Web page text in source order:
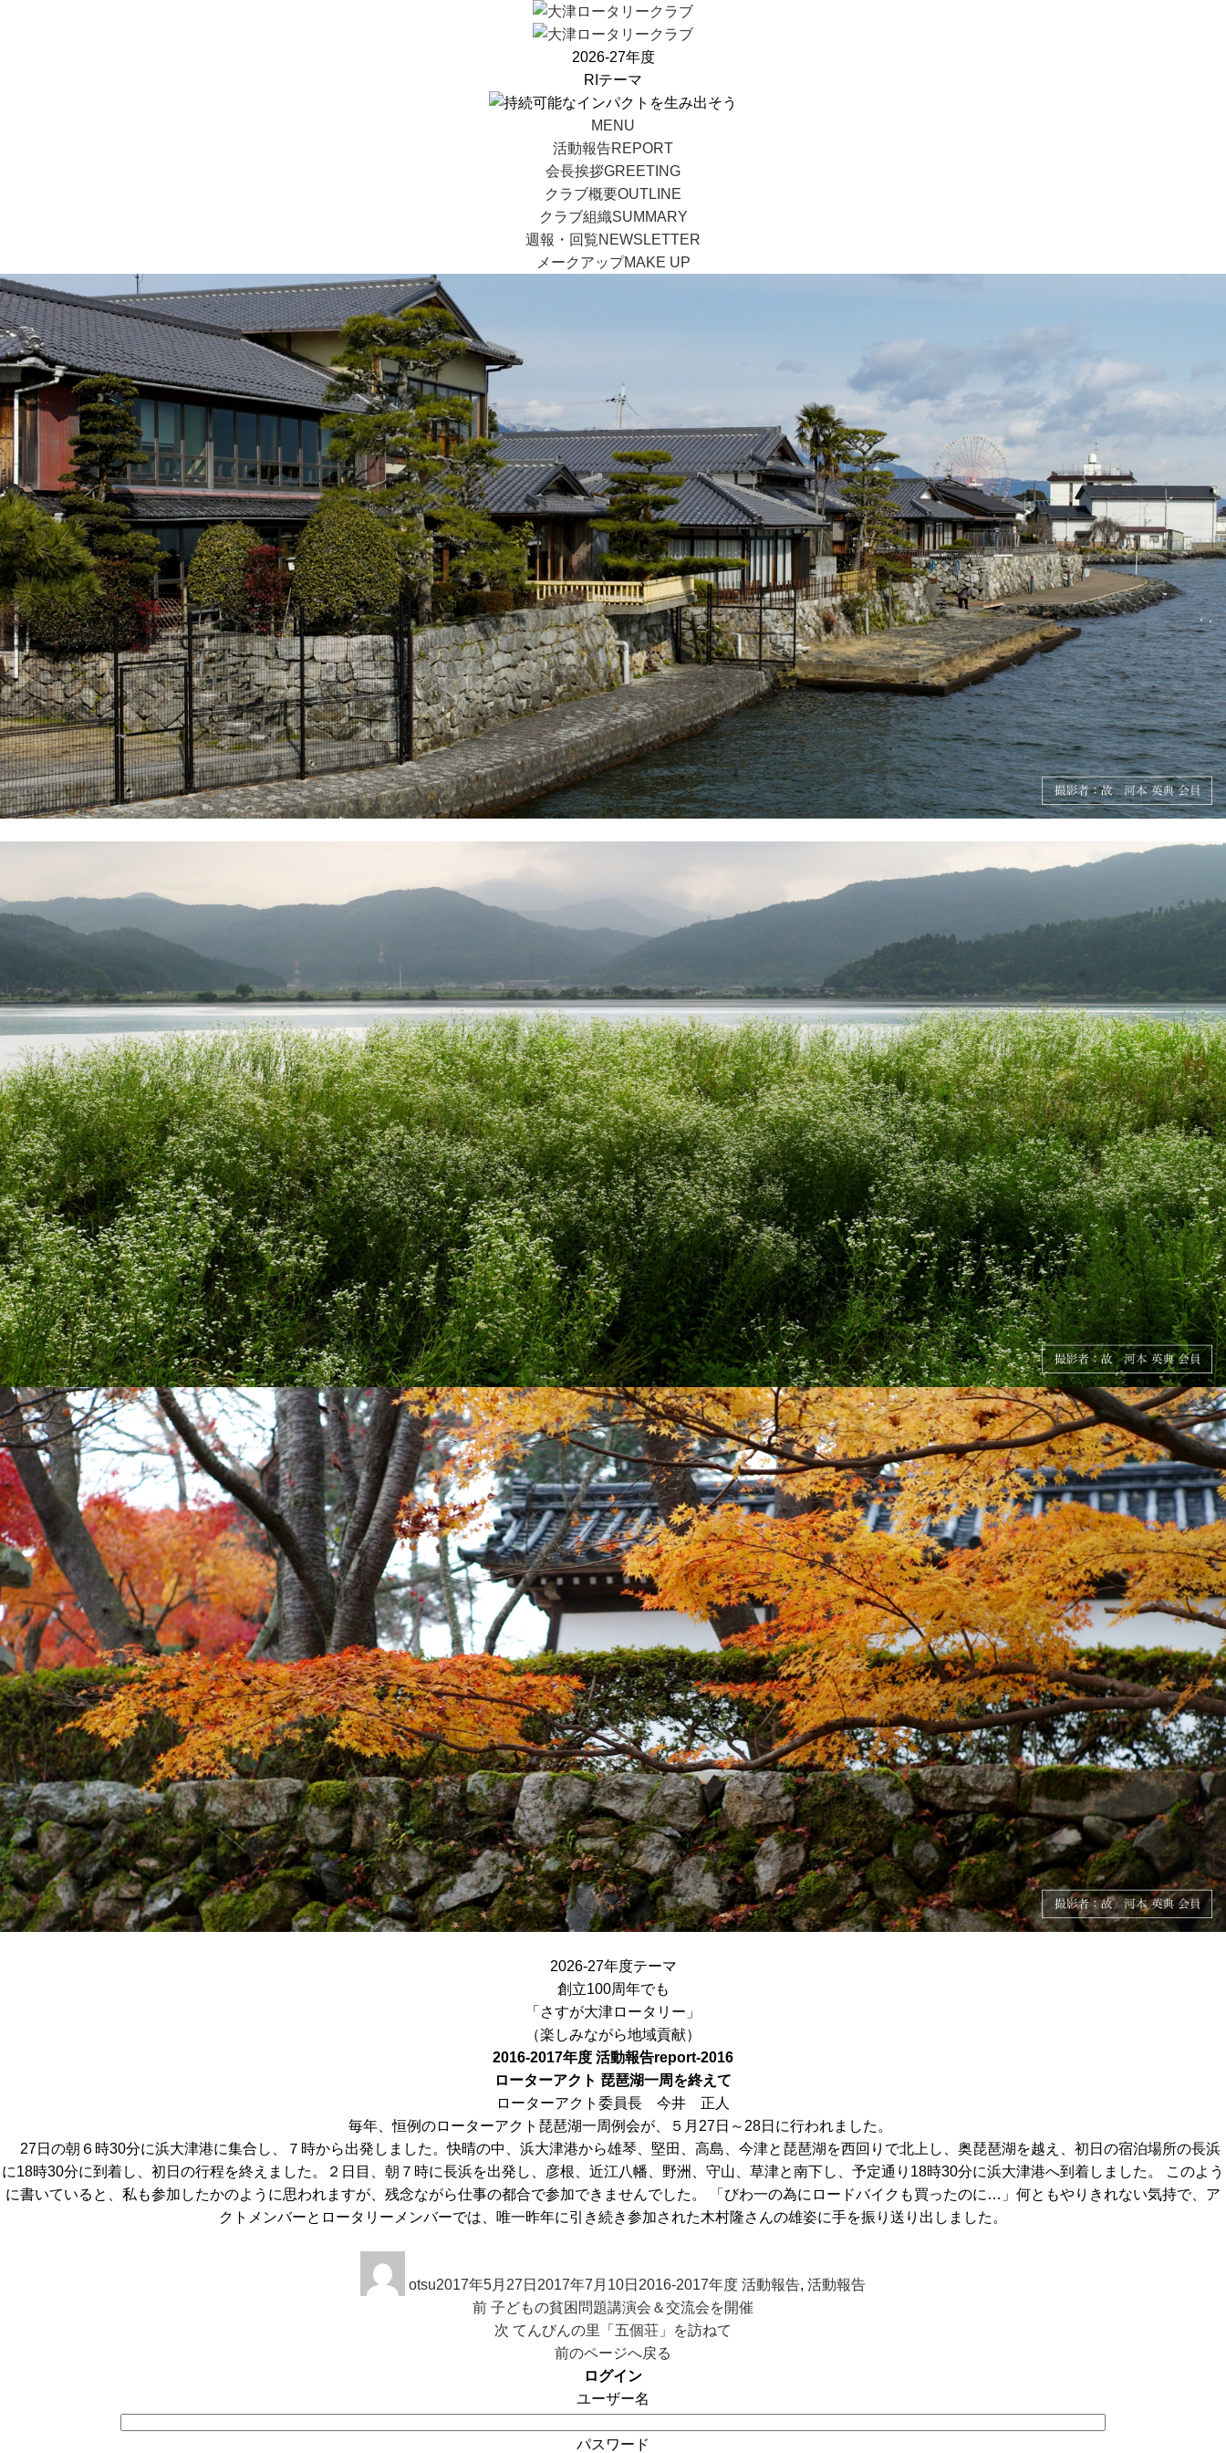
2026-27年度
RIテーマ
MENU
活動報告REPORT
会長挨拶GREETING
クラブ概要OUTLINE
クラブ組織SUMMARY
週報・回覧NEWSLETTER
メークアップMAKE UP
2026-27年度テーマ
創立100周年でも
「さすが大津ロータリー」
（楽しみながら地域貢献）
2016-2017年度 活動報告report-2016
ローターアクト 琵琶湖一周を終えて
ローターアクト委員長 今井 正人
毎年、恒例のローターアクト琵琶湖一周例会が、５月27日～28日に行われました。
27日の朝６時30分に浜大津港に集合し、７時から出発しました。快晴の中、浜大津港から雄琴、堅田、高島、今津と琵琶湖を西回りで北上し、奥琵琶湖を越え、初日の宿泊場所の長浜
に18時30分に到着し、初日の行程を終えました。２日目、朝７時に長浜を出発し、彦根、近江八幡、野洲、守山、草津と南下し、予定通り18時30分に浜大津港へ到着しました。 このよう
に書いていると、私も参加したかのように思われますが、残念ながら仕事の都合で参加できませんでした。 「びわ一の為にロードバイクも買ったのに…」何ともやりきれない気持で、ア
クトメンバーとロータリーメンバーでは、唯一昨年に引き続き参加された木村隆さんの雄姿に手を振り送り出しました。
稿
otsu稿
2017年5月27日 2017年7月10日 テ
ゴ
リ
ー
2016-2017年度 活動報告, 活動報告
前 前
の
子どもの貧困問題講演会＆交流会を開催
次 次
てんびんの里「五個荘」を訪ねて
前のページへ戻る
ログイン
ユーザー名
パスワード